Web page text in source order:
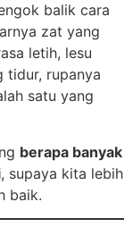
balik cara
zat yang
letih, lesu
tidur, rupanya
satu yang
berapa banyak
, supaya kita lebih
baik.